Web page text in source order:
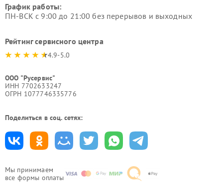
Мы принимаем
все формы оплаты
График работы:
ПН-ВСК с 9:00 до 21:00 без перерывов и выходных
Рейтинг сервисного центра
4.9-5.0
ООО "Русервис"
ИНН 7702633247
ОГРН 1077746335776
Поделиться в соц. сетях: